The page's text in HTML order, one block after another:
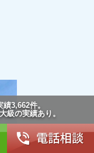
3,662件。
級の実績あり。